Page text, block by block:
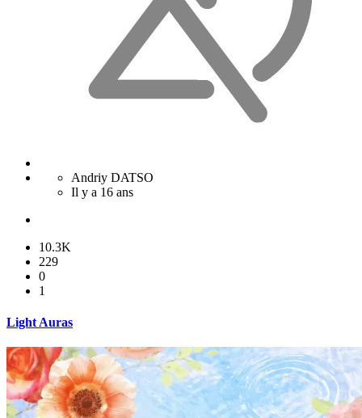
Andriy DATSO
Il y a 16 ans
10.3K
229
0
1
Light Auras